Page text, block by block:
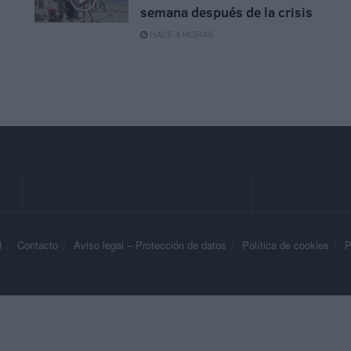
semana después de la crisis
HACE 4 HORAS
Contacto Aviso legal – Protección de datos Política de cookies